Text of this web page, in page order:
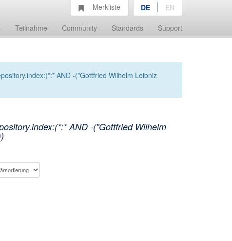
Teilnahme Community Standards Support
Merkliste DE EN
AND -("Gottfried Wilhelm Leibniz
AND -("Gottfried Wilhelm